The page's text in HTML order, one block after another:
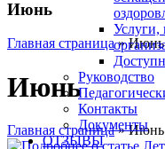
Услуги,
Руководство
Контакты
Документы
ОТЗЫВЫ
Июнь
Главная страница»Июнь
Июнь
Главная страница»Июнь